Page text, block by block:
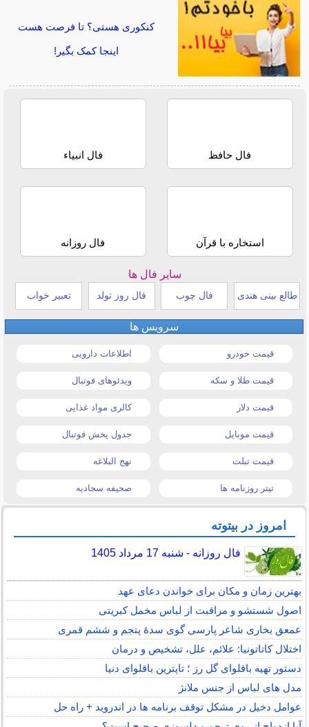
کنکوری هستی؟ تا فرصت هست
اینجا کمک بگیر!
فال حافظ فال انبیاء
استخاره با قرآن فال روزانه
سایر فال ها
طالع بینی هندی فال چوب فال روز تولد تعبیر خواب
سرویس ها
قیمت خودرو اطلاعات دارویی
قیمت طلا و سکه ویدئوهای فوتبال
قیمت دلار کالری مواد غذایی
قیمت موبایل جدول پخش فوتبال
قیمت تبلت نهج البلاغه
تیتر روزنامه ها صحیفه سجادیه
امروز در بیتوته
فال روزانه - شنبه 17 مرداد 1405
بهترین زمان و مکان برای خواندن دعای عهد
اصول شستشو و مراقبت از لباس مخمل کبریتی
عمعق بخاری شاعر پارسی گوی سدهٔ پنجم و ششم قمری
اختلال کاتاتونیا: علائم، علل، تشخیص و درمان
دستور تهیه باقلوای گل رز ؛ تاپترین باقلوای دنیا
مدل های لباس از جنس ملانژ
عوامل دخیل در مشکل توقف برنامه ها در اندروید + راه حل